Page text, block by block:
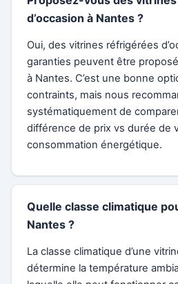
d’occasion à Nantes ?
Oui, des vitrines réfrigérées
garanties peuvent être
à Nantes. C’est une bonne
contraints, mais nous
systématiquement de
différence de prix vs durée de
consommation énergétique.
Quelle classe climatique
Nantes ?
La classe climatique d’une
détermine la température